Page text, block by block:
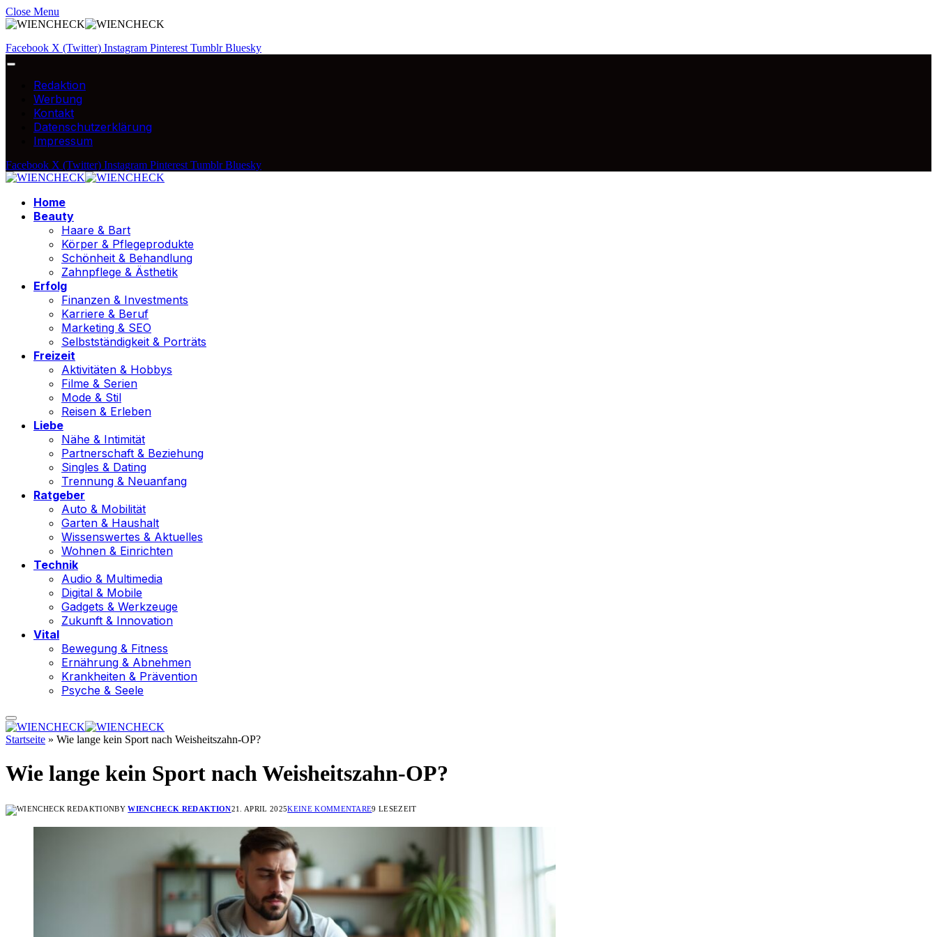
Close Menu
Facebook X (Twitter) Instagram Pinterest Tumblr Bluesky
Redaktion
Werbung
Kontakt
Datenschutzerklärung
Impressum
Facebook X (Twitter) Instagram Pinterest Tumblr Bluesky
Home
Beauty
Haare & Bart
Körper & Pflegeprodukte
Schönheit & Behandlung
Zahnpflege & Ästhetik
Erfolg
Finanzen & Investments
Karriere & Beruf
Marketing & SEO
Selbstständigkeit & Porträts
Freizeit
Aktivitäten & Hobbys
Filme & Serien
Mode & Stil
Reisen & Erleben
Liebe
Nähe & Intimität
Partnerschaft & Beziehung
Singles & Dating
Trennung & Neuanfang
Ratgeber
Auto & Mobilität
Garten & Haushalt
Wissenswertes & Aktuelles
Wohnen & Einrichten
Technik
Audio & Multimedia
Digital & Mobile
Gadgets & Werkzeuge
Zukunft & Innovation
Vital
Bewegung & Fitness
Ernährung & Abnehmen
Krankheiten & Prävention
Psyche & Seele
Startseite » Wie lange kein Sport nach Weisheitszahn-OP?
Wie lange kein Sport nach Weisheitszahn-OP?
BY WIENCHECK REDAKTION21. APRIL 2025KEINE KOMMENTARE9 LESEZEIT